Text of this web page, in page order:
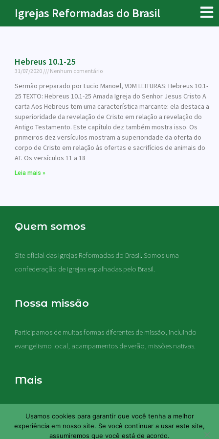
Igrejas Reformadas do Brasil
Hebreus 10.1-25
31/07/2020 Nenhum comentário
Sermão preparado por Lucio Manoel, VDM LEITURAS: Hebreus 10.1-
25 TEXTO: Hebreus 10.1-25 Amada Igreja do Senhor Jesus Cristo A
carta Aos Hebreus tem uma característica marcante: ela destaca a
superioridade da revelação de Cristo em relação a revelação do
Antigo Testamento. Este capítulo dez também mostra isso. Os
primeiros dez versículos mostram a superioridade da oferta do
corpo de Cristo em relação às ofertas e sacrifícios de animais do
AT. Os versículos 11 a 18
Leia mais »
Quem somos
Site oficial das Igrejas Reformadas do Brasil. Somos uma
confederação de igrejas espalhadas pelo Brasil.
Nossa missão
Participamos de muitas formas diferentes de missão, incluindo
evangelismo local, acampamentos de verão, missões nativas.
Mais
Deus, e esta Palavra representa a regra final de fé e vida em
nossas igrejas
Usamos cookies para garantir que você tenha a melhor
experiência em nosso site. Se você continuar a usar este site,
assumiremos que você está de acordo.